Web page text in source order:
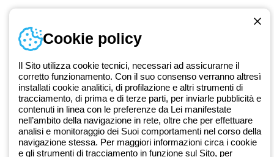
Dal 2025 Beghelli è parte del Gruppo GEWISS, all’interno
dell’ecosistema GEWISS LightZone, dove realizziamo soluzioni di
illuminazione integrate che trasformano la complessità in semplicità,
supportando professionisti e utenti finali nella realizzazione dei loro
bisogni.Scopri di più su GEWISS
Global:IT
Iscriviti alla newsletter
Privacy Policy
Cookie policy
Il Sito utilizza cookie tecnici, necessari ad assicurarne il
corretto funzionamento. Con il suo consenso verranno altresì
installati cookie analitici, di profilazione e altri strumenti di
tracciamento, di prima e di terze parti, per inviarle pubblicità e
contenuti in linea con le preferenze da Lei manifestate
nell’ambito della navigazione in rete, oltre che per effettuare
analisi e monitoraggio dei Suoi comportamenti nel corso della
navigazione stessa. Per maggiori informazioni circa i cookie
e gli strumenti di tracciamento in funzione sul Sito, per